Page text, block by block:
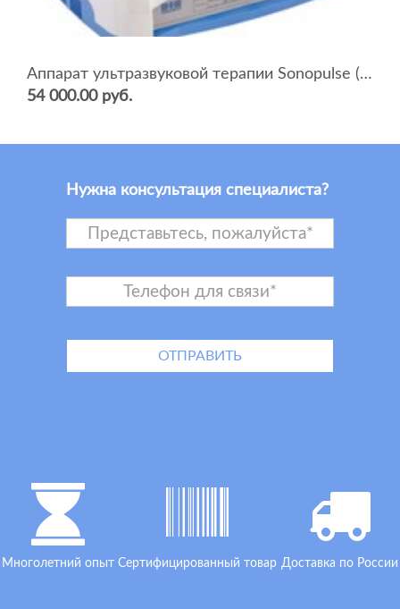
Аппарат ультразвуковой терапии Sonopulse (мультичастотный 1 и 3 Мгц)
54 000.00 руб.
Нужна консультация специалиста?
Многолетний опыт Сертифицированный товар Доставка по России